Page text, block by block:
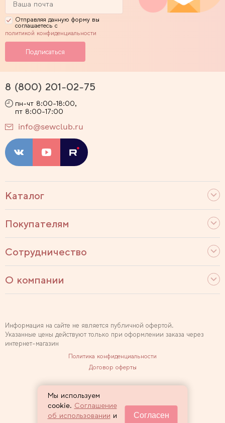
Отправляя данную форму вы
соглашаетесь с
политикой конфиденциальности
Каталог
Покупателям
Сотрудничество
О компании
8 (800) 201-02-75
пн-чт 8:00-18:00,
пт 8:00-17:00
info@sewclub.ru
2007 — 2026 Sewclub
Информация на сайте не является публичной офертой.
Указанные цены действуют только при оформлении заказа через
интернет-магазин
Политика конфиденциальности
Договор оферты
Мы используем
cookie. Соглашение
об использовании и
Согласен